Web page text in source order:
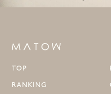
TOP
RANKING